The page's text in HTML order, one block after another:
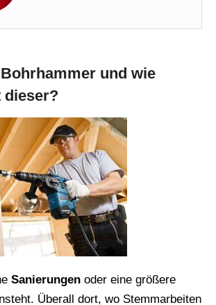
und wie
dieser?
Sanierungen oder eine größere
Überall dort, wo Stemmarbeiten